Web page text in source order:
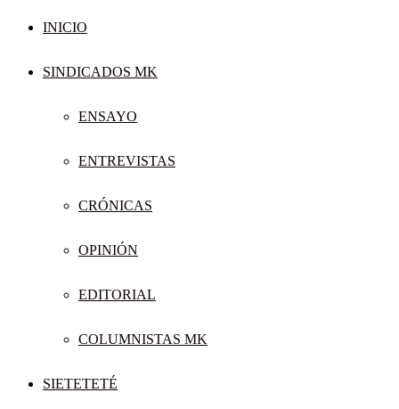
INICIO
SINDICADOS MK
ENSAYO
ENTREVISTAS
CRÓNICAS
OPINIÓN
EDITORIAL
COLUMNISTAS MK
SIETETETÉ